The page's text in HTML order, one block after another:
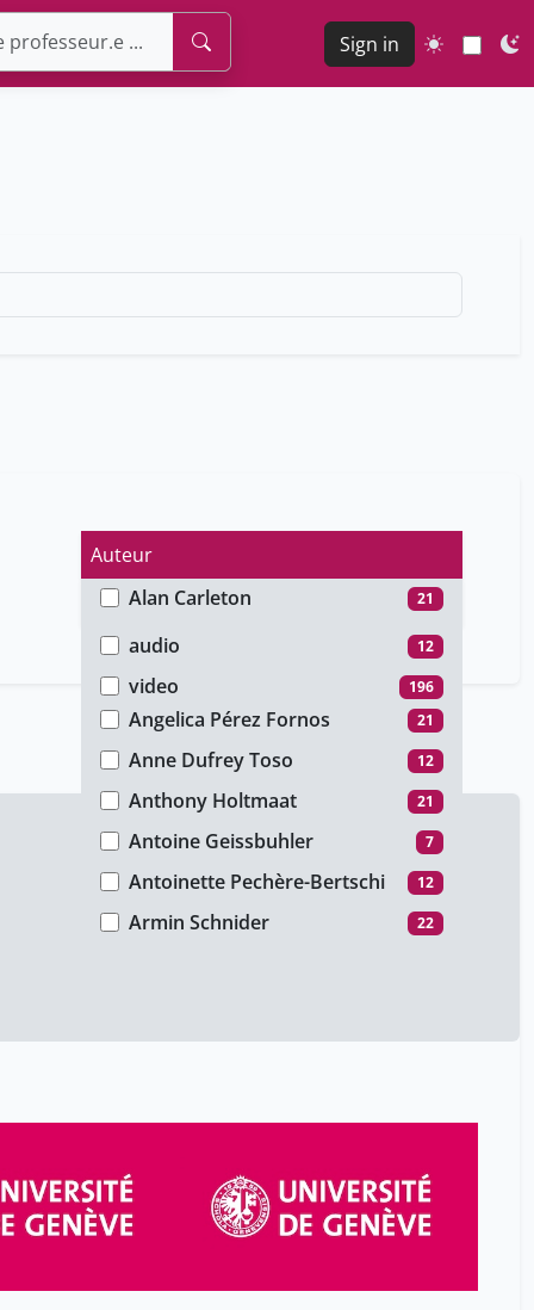
Sign in
Auteur
Alan Carleton
21
Alexandra Calmy 7
Aline Meyer 4
Angelica Pérez Fornos 21
Anne Dufrey Toso 12
Anthony Holtmaat 21
Antoine Geissbuhler 7
Antoinette Pechère-Bertschi 12
Armin Schnider 22
Aurélien Lathuilière 21
Bacchetta Beckh Angela 26
Balslev Kristine 26
Bonard Constant 26
Type de média
audio
12
video 196